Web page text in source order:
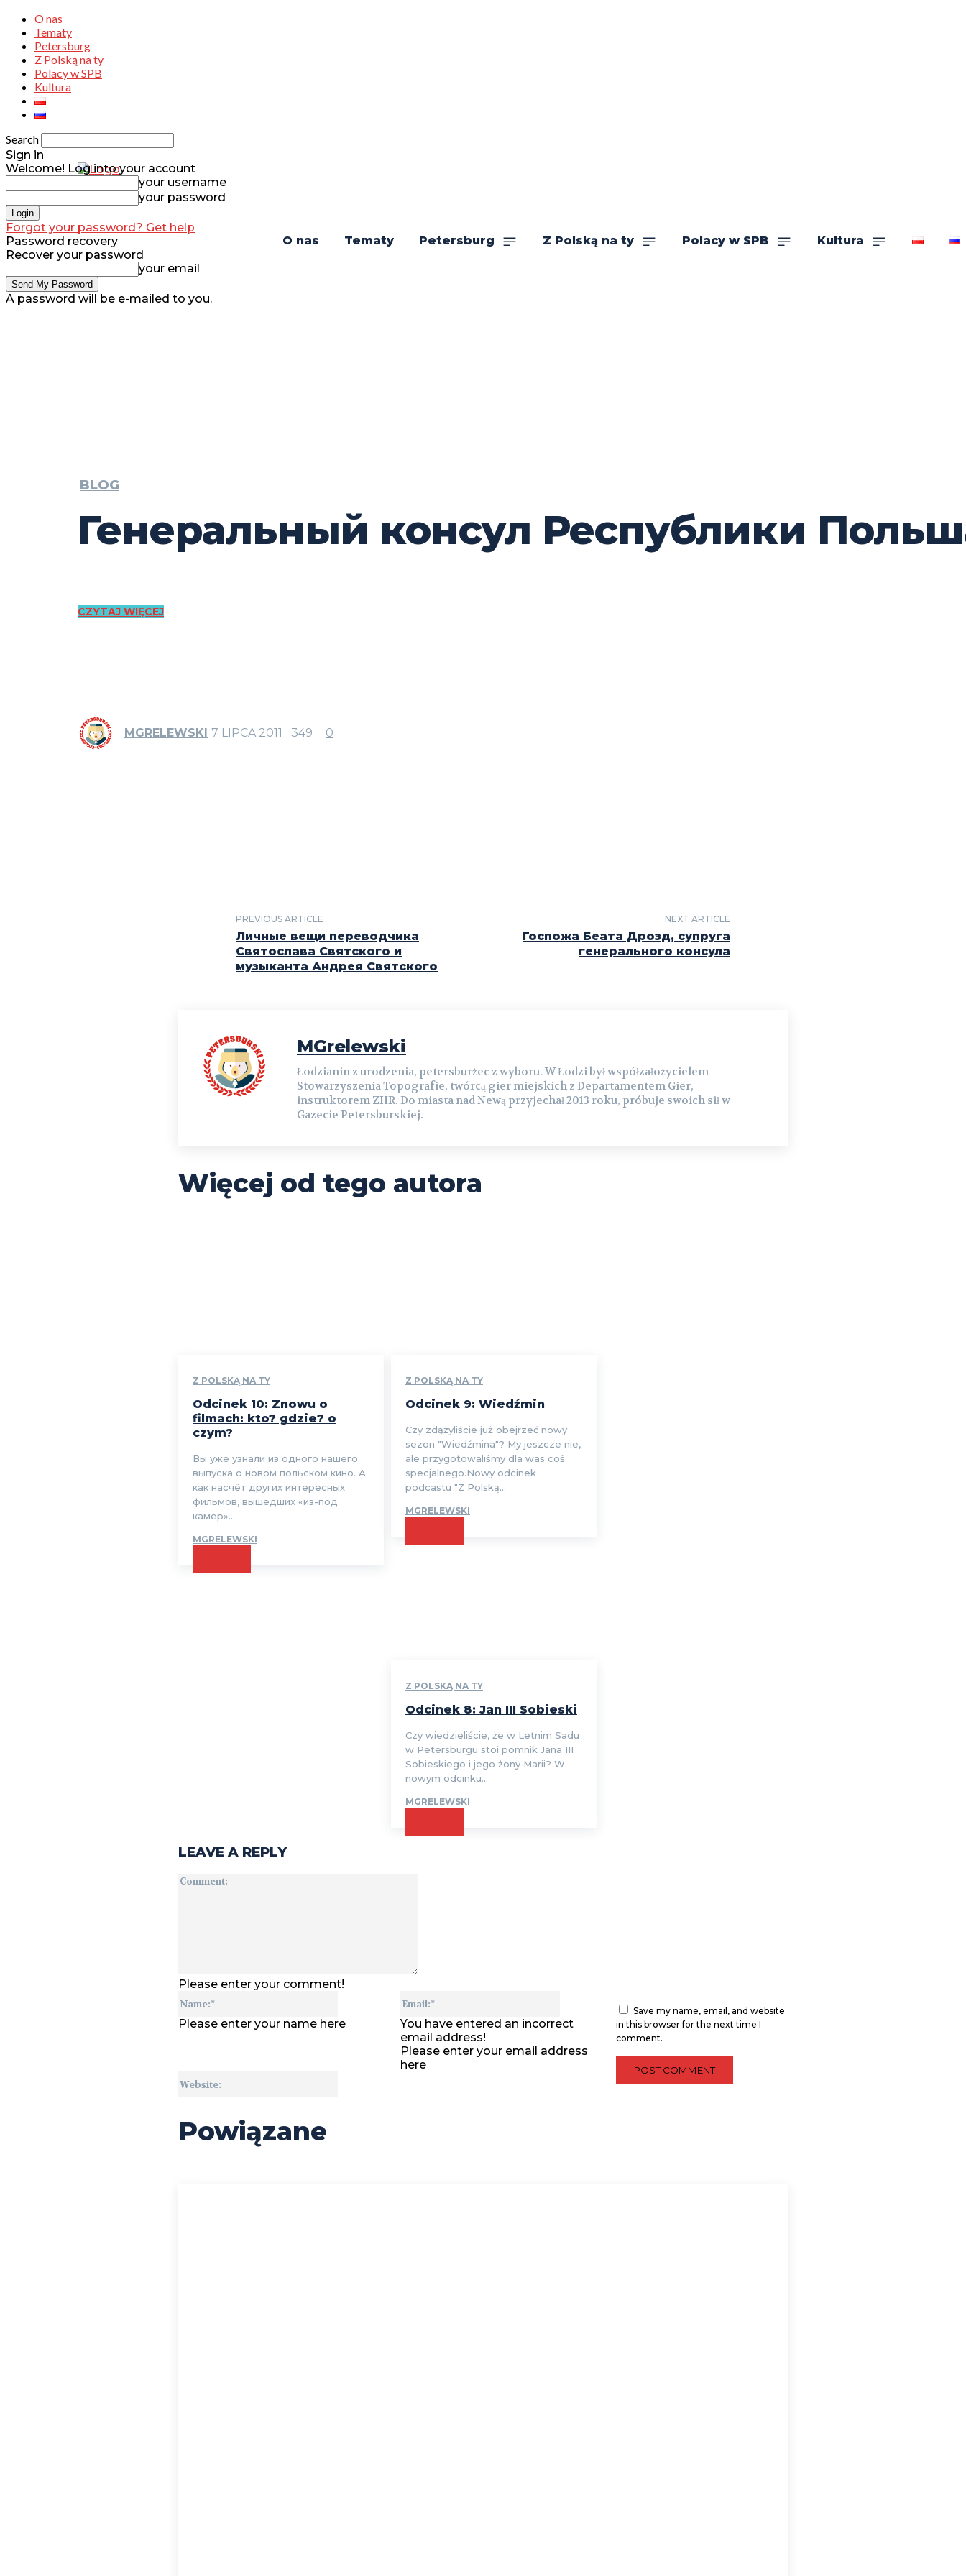
O nas
Tematy
Petersburg
Z Polską na ty
Polacy w SPB
Kultura
Search
O nas Tematy Petersburg Z Polską na ty Polacy w SPB Kultura
Sign in
Welcome! Log into your account
your username
your password
Forgot your password? Get help
Password recovery
Recover your password
your email
A password will be e-mailed to you.
BLOG
Генеральный консул Республики
CZYTAJ WIĘCEJ
MGRELEWSKI 7 LIPCA 2011 349 0
PREVIOUS ARTICLE
Личные вещи переводчика
Святослава Святского и
музыканта Андрея Святского
NEXT ARTICLE
Госпожа Беата Дрозд, супруга
генерального консула
MGrelewski
Łodzianin z urodzenia, petersburżec z wyboru. W Łodzi był współzałożycielem
Stowarzyszenia Topografie, twórcą gier miejskich z Departamentem Gier,
instruktorem ZHR. Do miasta nad Newą przyjechał 2013 roku, próbuje swoich sił w
Gazecie Petersburskiej.
Więcej od tego autora
Z POLSKĄ NA TY
Odcinek 10: Znowu o
filmach: kto? gdzie? o
czym?
Вы уже узнали из одного нашего
выпуска о новом польском кино. А
как насчёт других интересных
фильмов, вышедших «из-под
камер»...
MGRELEWSKI
Z POLSKĄ NA TY
Odcinek 9: Wiedźmin
Czy zdążyliście już obejrzeć nowy
sezon "Wiedźmina"? My jeszcze nie,
ale przygotowaliśmy dla was coś
specjalnego.Nowy odcinek
podcastu "Z Polską...
MGRELEWSKI
Z POLSKĄ NA TY
Odcinek 8: Jan III Sobieski
Czy wiedzieliście, że w Letnim Sadu
w Petersburgu stoi pomnik Jana III
Sobieskiego i jego żony Marii? W
nowym odcinku...
MGRELEWSKI
LEAVE A REPLY
Please enter your comment!
Please enter your name here
You have entered an incorrect
email address!
Please enter your email address
here
Save my name, email, and website
in this browser for the next time I
comment.
Powiązane